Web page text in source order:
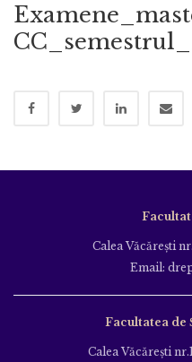
Calea Văcăreşti
Email:
Facultatea de
Calea Văcăreşti